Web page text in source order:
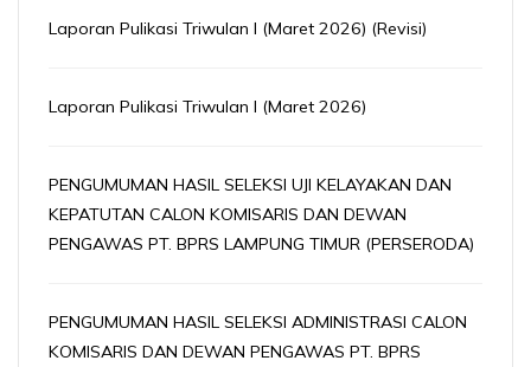
Laporan Pulikasi Triwulan I (Maret 2026) (Revisi)
Laporan Pulikasi Triwulan I (Maret 2026)
PENGUMUMAN HASIL SELEKSI UJI KELAYAKAN DAN
KEPATUTAN CALON KOMISARIS DAN DEWAN
PENGAWAS PT. BPRS LAMPUNG TIMUR (PERSERODA)
PENGUMUMAN HASIL SELEKSI ADMINISTRASI CALON
KOMISARIS DAN DEWAN PENGAWAS PT. BPRS